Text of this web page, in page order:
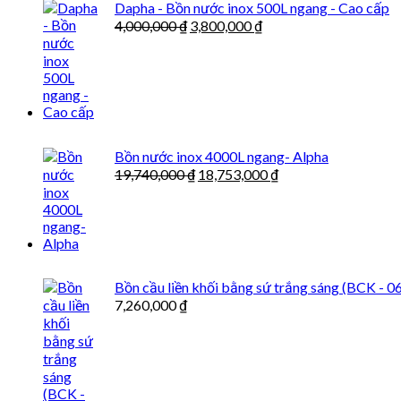
Dapha - Bồn nước inox 500L ngang - Cao cấp
4,000,000₫ 3,800,000₫
Bồn nước inox 4000L ngang- Alpha
19,740,000₫ 18,753,000₫
Bồn cầu liền khối bằng sứ trắng sáng (BCK -
7,260,000₫